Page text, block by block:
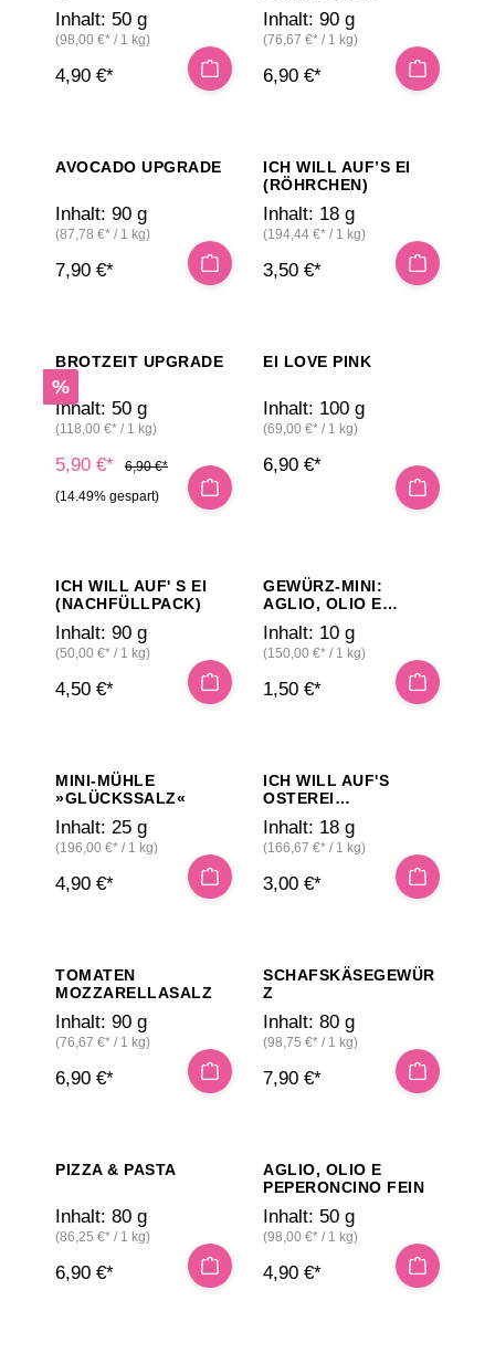
Inhalt: 50 g
(98,00 €* / 1 kg)
4,90 €*
Inhalt: 90 g
(76,67 €* / 1 kg)
6,90 €*
AVOCADO UPGRADE
Inhalt: 90 g
(87,78 €* / 1 kg)
7,90 €*
ICH WILL AUF’S EI
(RÖHRCHEN)
Inhalt: 18 g
(194,44 €* / 1 kg)
3,50 €*
Rabatt
%
BROTZEIT UPGRADE
Inhalt: 50 g
(118,00 €* / 1 kg)
5,90 €*
6,90 €*
(14.49% gespart)
EI LOVE PINK
Inhalt: 100 g
(69,00 €* / 1 kg)
6,90 €*
ICH WILL AUF' S EI
(NACHFÜLLPACK)
Inhalt: 90 g
(50,00 €* / 1 kg)
4,50 €*
GEWÜRZ-MINI:
AGLIO, OLIO E
Inhalt: 10 g
(150,00 €* / 1 kg)
1,50 €*
MINI-MÜHLE
»GLÜCKSSALZ«
Inhalt: 25 g
(196,00 €* / 1 kg)
4,90 €*
ICH WILL AUF'S
OSTEREI
Inhalt: 18 g
(166,67 €* / 1 kg)
3,00 €*
TOMATEN
MOZZARELLASALZ
Inhalt: 90 g
(76,67 €* / 1 kg)
6,90 €*
SCHAFSKÄSEGEWÜR
Z
Inhalt: 80 g
(98,75 €* / 1 kg)
7,90 €*
PIZZA & PASTA
Inhalt: 80 g
(86,25 €* / 1 kg)
6,90 €*
AGLIO, OLIO E
PEPERONCINO FEIN
Inhalt: 50 g
(98,00 €* / 1 kg)
4,90 €*